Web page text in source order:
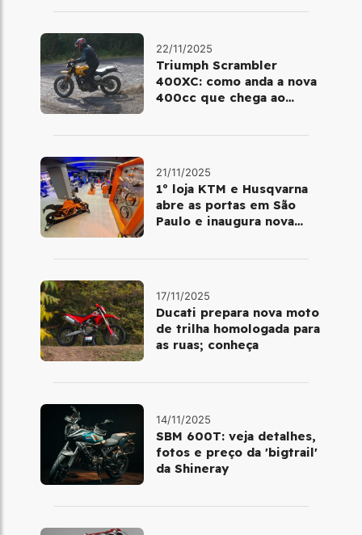
22/11/2025
Triumph Scrambler
400XC: como anda a nova
400cc que chega ao
21/11/2025
1º loja KTM e Husqvarna
abre as portas em São
Paulo e inaugura nova
17/11/2025
Ducati prepara nova moto
de trilha homologada para
as ruas; conheça
14/11/2025
SBM 600T: veja detalhes,
fotos e preço da 'bigtrail'
da Shineray